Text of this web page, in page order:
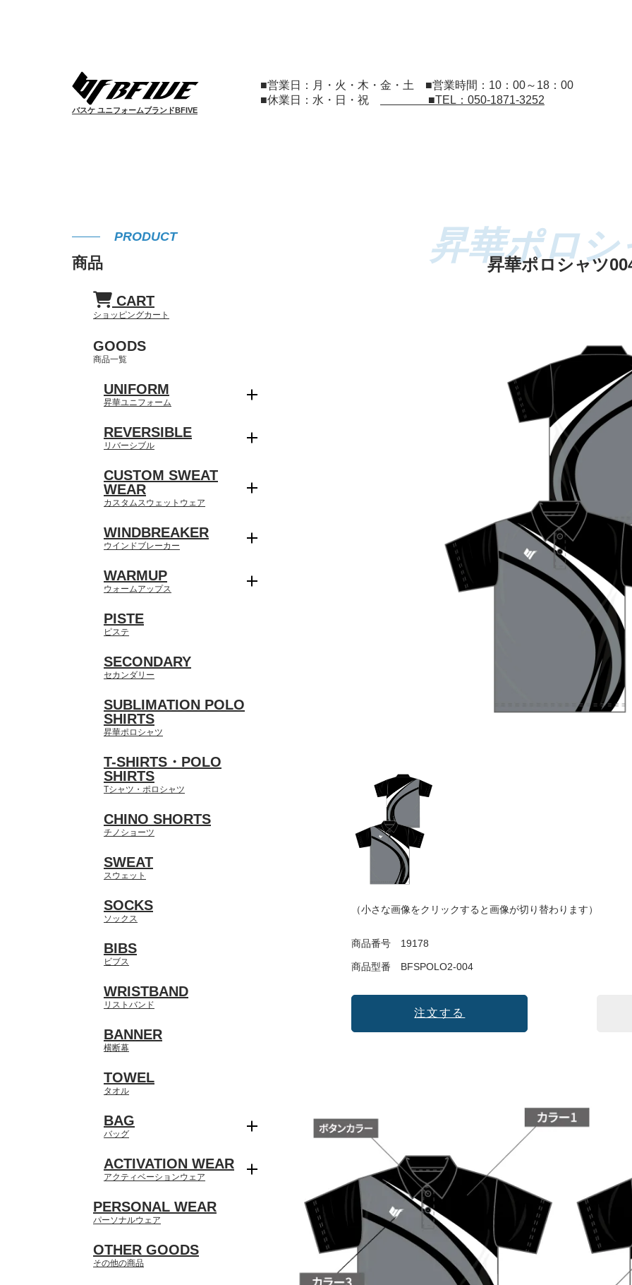
バスケ ユニフォームブランドBFIVE
■営業日：月・火・木・金・土 ■営業時間：10：00～18：00
■休業日：水・日・祝
■TEL：050-1871-3252
PRODUCT
商品
CART
ショッピングカート
GOODS
商品一覧
UNIFORM
昇華ユニフォーム
REVERSIBLE
リバーシブル
CUSTOM SWEAT
WEAR
カスタムスウェットウェア
WINDBREAKER
ウインドブレーカー
WARMUP
ウォームアップス
PISTE
ピステ
SECONDARY
セカンダリー
SUBLIMATION POLO
SHIRTS
昇華ポロシャツ
T-SHIRTS・POLO
SHIRTS
Tシャツ・ポロシャツ
CHINO SHORTS
チノショーツ
SWEAT
スウェット
SOCKS
ソックス
BIBS
ビブス
WRISTBAND
リストバンド
BANNER
横断幕
TOWEL
タオル
BAG
バッグ
ACTIVATION WEAR
アクティベーションウェア
PERSONAL WEAR
パーソナルウェア
OTHER GOODS
その他の商品
昇華ポロシャツ
（小さな画像をクリックすると画像が切り替わります）
商品番号 19178
商品型番 BFSPOLO2-004
注文する